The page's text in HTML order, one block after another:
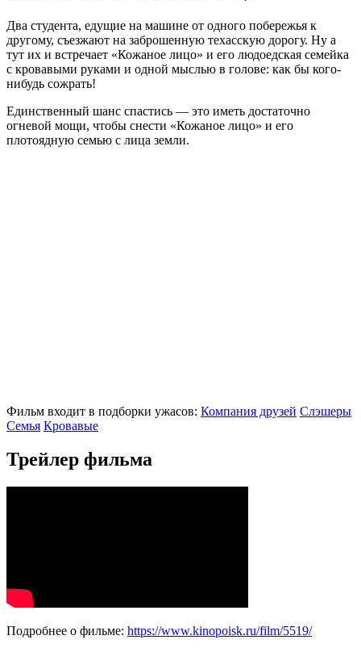
Два студента, едущие на машине от одного побережья к
другому, съезжают на заброшенную техасскую дорогу. Ну а
тут их и встречает «Кожаное лицо» и его людоедская семейка
с кровавыми руками и одной мыслью в голове: как бы кого-
нибудь сожрать!
Единственный шанс спастись — это иметь достаточно
огневой мощи, чтобы снести «Кожаное лицо» и его
плотоядную семью с лица земли.
Фильм входит в подборки ужасов: Компания друзей Слэшеры
Семья Кровавые
Трейлер фильма
Подробнее о фильме: https://www.kinopoisk.ru/film/5519/